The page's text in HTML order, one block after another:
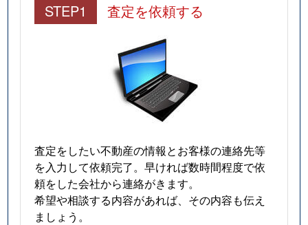
STEP1 査定を依頼する
査定をしたい不動産の情報とお客様の連絡先等
を入力して依頼完了。早ければ数時間程度で依
頼をした会社から連絡がきます。
希望や相談する内容があれば、その内容も伝え
ましょう。